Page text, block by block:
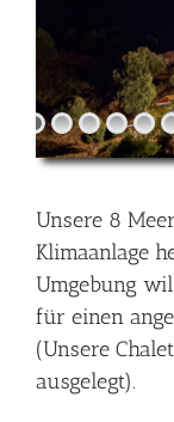
Unsere 8
Klimaanlage
Umgebung
für einen
(Unsere
ausgelegt).